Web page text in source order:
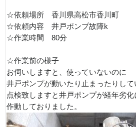
☆依頼場所 香川県高松市香川町
☆依頼内容 井戸ポンプ故障k
☆作業時間 80分
☆作業前の様子
お伺いしますと、使っていないのに
井戸ポンプが動いたり止まったりして
点検致しますと井戸ポンプが経年劣化
作動しておりました。